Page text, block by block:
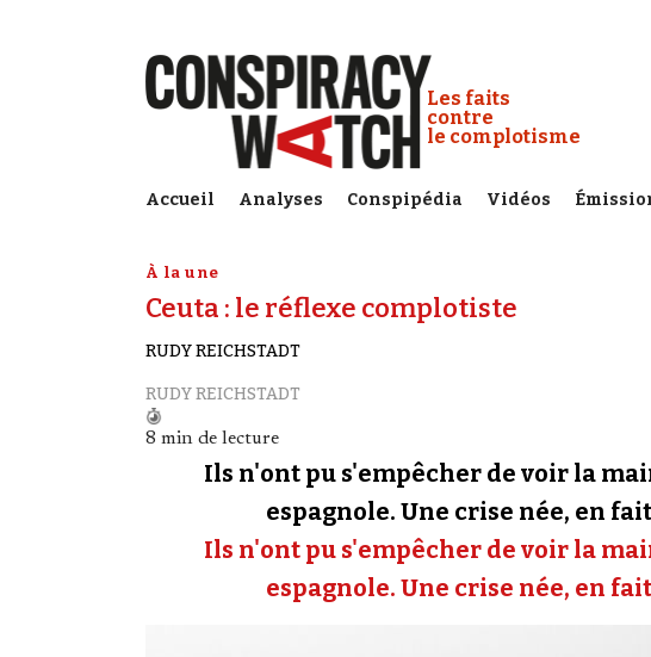
Conspiracy Watch :
Les faits
contre
le complotisme
Accueil Analyses Conspipédia Vidéos
À la une
Ceuta : le réflexe complotiste
RUDY REICHSTADT
RUDY REICHSTADT
8 min de lecture
Ils n'ont pu s'empêcher de voir la
espagnole. Une crise née, en
Ils n'ont pu s'empêcher de voir la
espagnole. Une crise née, en